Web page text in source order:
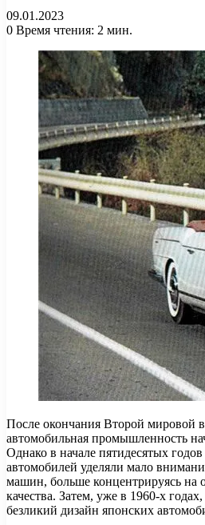
09.01.2023
0 Время чтения: 2 мин.
После окончания Второй мировой
автомобильная промышленность
Однако в начале пятидесятых
автомобилей уделяли мало
машин, больше концентрируясь на
качества. Затем, уже в 1960-х
безликий дизайн японских